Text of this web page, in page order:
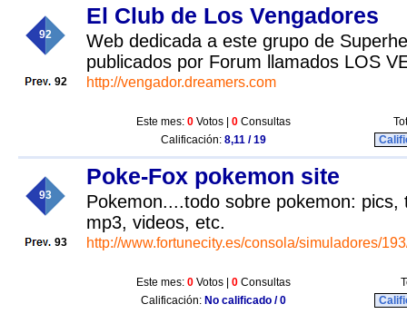
92
92
El Club de Los Vengadores
Web dedicada a este grupo de
publicados por Forum llamados LOS
http://vengador.dreamers.com
Este mes: 0 Votos | 0 Consultas
Calificación: 8,11 / 19
93
93
Poke-Fox pokemon site
Pokemon....todo sobre pokemon:
mp3, videos, etc.
http://www.fortunecity.es/consola/simuladores/
Este mes: 0 Votos | 0 Consultas
Calificación: No calificado / 0